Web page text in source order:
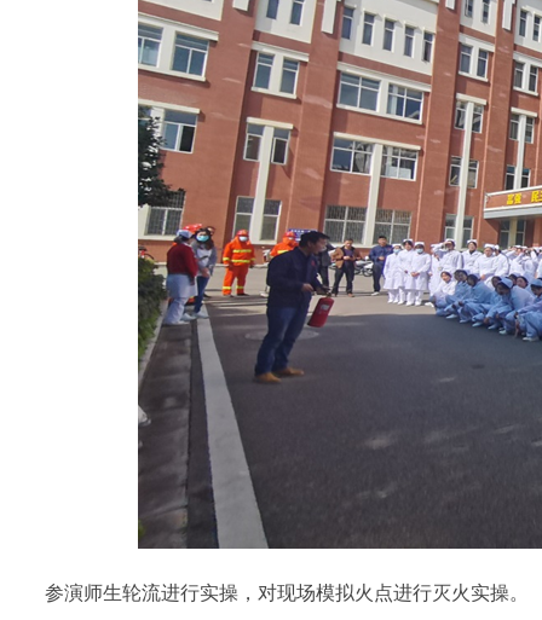
参演师生轮流进行实操，对现场模拟火点进行灭火实操。